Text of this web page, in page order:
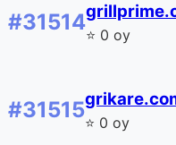
#31514⭐ 0 oy
#31515⭐ 0 oy